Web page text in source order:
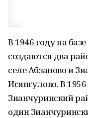
В 1946 году на
создаются два
селе Абзаново и
Исянгулово. В
Зианчуринский
один